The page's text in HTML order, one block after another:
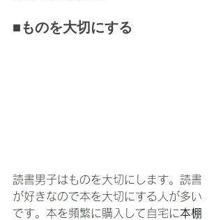
■ものを大切にする
読書男子はものを大切にします。読書
が好きなので本を大切にする人が多い
です。本を頻繁に購入して自宅に本棚